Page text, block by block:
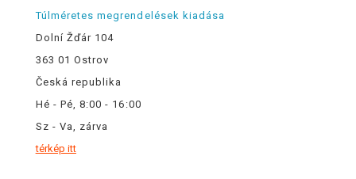
Túlméretes megrendelések kiadása
Dolní Žďár 104
363 01 Ostrov
Česká republika
Hé - Pé, 8:00 - 16:00
Sz - Va, zárva
térkép itt